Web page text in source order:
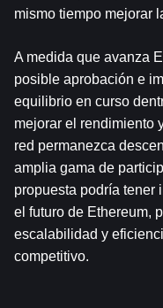
mismo tiempo mejorar
A medida que avanza
posible aprobación e
equilibrio en curso
mejorar el rendimiento
red permanezca
amplia gama de
propuesta podría tener
el futuro de Ethereum,
escalabilidad y
competitivo.